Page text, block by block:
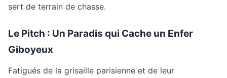
sert de terrain de chasse.
Le Pitch : Un Paradis qui Cache un Enfer
Giboyeux
Fatigués de la grisaille parisienne et de leur